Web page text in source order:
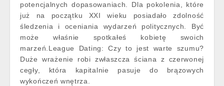
potencjalnych dopasowaniach. Dla pokolenia, które
już na początku XXI wieku posiadało zdolność
śledzenia i oceniania wydarzeń politycznych. Być
może właśnie spotkałeś kobietę swoich
marzeń.League Dating: Czy to jest warte szumu?
Duże wrażenie robi zwłaszcza ściana z czerwonej
cegły, która kapitalnie pasuje do brązowych
wykończeń wnętrza.